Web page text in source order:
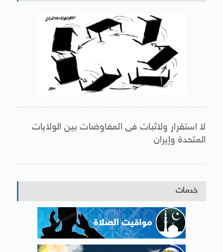
لا استقرار ولاثبات فى المفاوضات بين الولايات
المتحدة وإيران
خدمات